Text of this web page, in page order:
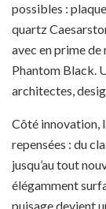
possibles :
quartz
avec en prime
Phantom Black.
architectes,
Côté innovation,
repensées : du
jusqu’au tout
élégamment
puisage devient